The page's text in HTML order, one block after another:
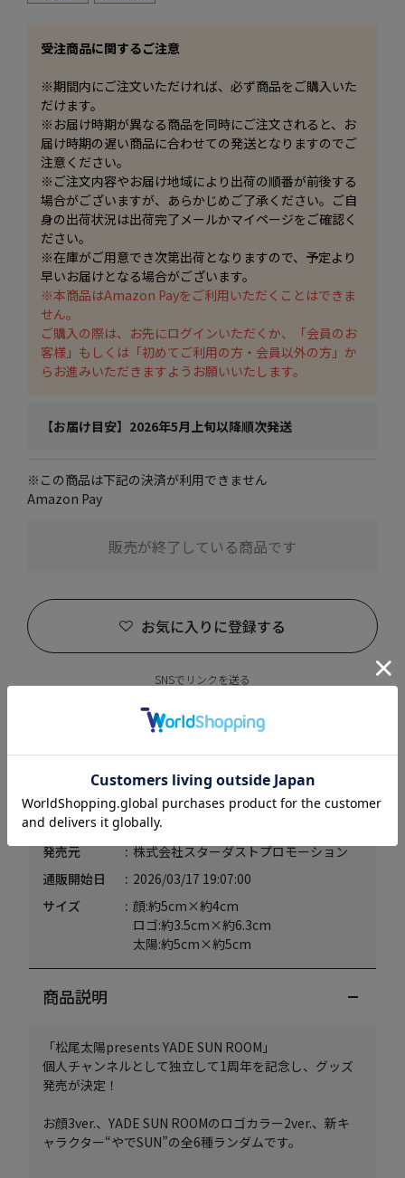
受注商品に関するご注意
※期間内にご注文いただければ、必ず商品をご購入いた
だけます。
※お届け時期が異なる商品を同時にご注文されると、お
届け時期の遅い商品に合わせての発送となりますのでご
注意ください。
※ご注文内容やお届け地域により出荷の順番が前後する
場合がございますが、あらかじめご了承ください。ご自
身の出荷状況は出荷完了メールかマイページをご確認く
ださい。
※在庫がご用意でき次第出荷となりますので、予定より
早いお届けとなる場合がございます。
※本商品はAmazon Payをご利用いただくことはできま
せん。
ご購入の際は、お先にログインいただくか、「会員のお
客様」もしくは「初めてご利用の方・会員以外の方」か
らお進みいただきますようお願いいたします。
【お届け目安】2026年5月上旬以降順次発送
※この商品は下記の決済が利用できません
Amazon Pay
お気に入りに登録する
販売が終了している商品です
SNSでリンクを送る
商品情報
商品コード
MTK260304KH
発売元
株式会社スターダストプロモーション
通販開始日
2026/03/17 19:07:00
サイズ
顔:約5cm×約4cm
ロゴ:約3.5cm×約6.3cm
太陽:約5cm×約5cm
商品説明
「松尾太陽presents YADE SUN ROOM」
個人チャンネルとして独立して1周年を記念し、グッズ
発売が決定！
お顔3ver.、YADE SUN ROOMのロゴカラー2ver.、新キ
ャラクター“やでSUN”の全6種ランダムです。